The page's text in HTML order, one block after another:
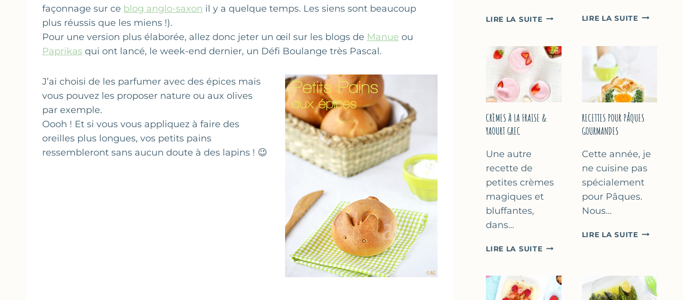
façonnage sur ce blog anglo-saxon il y a quelque temps. Les siens sont beaucoup
plus réussis que les miens !).
Pour une version plus élaborée, allez donc jeter un œil sur les blogs de Manue ou
Paprikas qui ont lancé, le week-end dernier, un Défi Boulange très Pascal.
J’ai choisi de les parfumer avec des épices mais
vous pouvez les proposer nature ou aux olives
par exemple.
Oooh ! Et si vous vous appliquez à faire des
oreilles plus longues, vos petits pains
ressembleront sans aucun doute à des lapins ! 😉
LIRE LA SUITEGÂTEAU
FRAISES
LIRE LA SUITEDESSERTS
DES
MÈRES
DES
CRÈMES À LA FRAISE &
YAOURT GREC
Une autre
recette de
petites crèmes
magiques et
bluffantes,
dans…
LIRE LA SUITECRÈMES
FRAISE
RECETTES POUR PÂQUES
GOURMANDES
Cette année, je
ne cuisine pas
spécialement
pour Pâques.
Nous…
LIRE LA SUITERECETTES